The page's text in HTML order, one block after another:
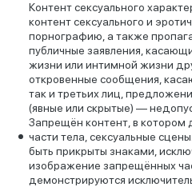
Контент сексуального
контент сексуального и
порнографию, а также
публичные заявления,
жизни или интимной жизни
откровенные сообщения,
так и третьих лиц,
(явные или скрытые) —
Запрещён контент, в
части тела, сексуальные
быть прикрыты знаками,
изображение запрещённых
демонстрируются